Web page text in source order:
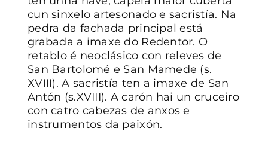
cun sinxelo artesonado e sacristía. Na
pedra da fachada principal está
grabada a imaxe do Redentor. O
retablo é neoclásico con releves de
San Bartolomé e San Mamede (s.
XVIII). A sacristía ten a imaxe de San
Antón (s.XVIII). A carón hai un cruceiro
con catro cabezas de anxos e
instrumentos da paixón.